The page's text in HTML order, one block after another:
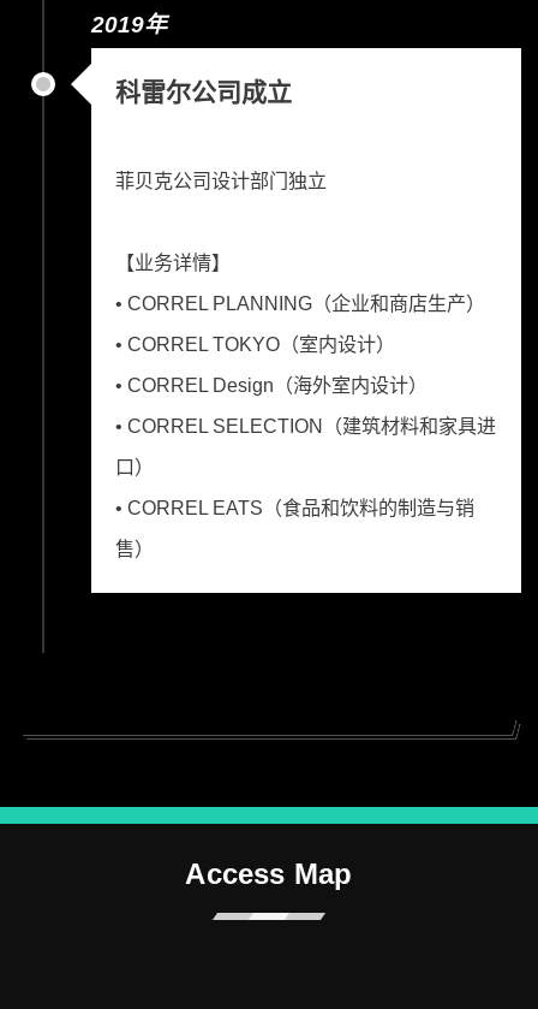
2019年
科雷尔公司成立
菲贝克公司设计部门独立
【业务详情】
• CORREL PLANNING（企业和商店生产）
• CORREL TOKYO（室内设计）
• CORREL Design（海外室内设计）
• CORREL SELECTION（建筑材料和家具进
口）
• CORREL EATS（食品和饮料的制造与销
售）
Access Map